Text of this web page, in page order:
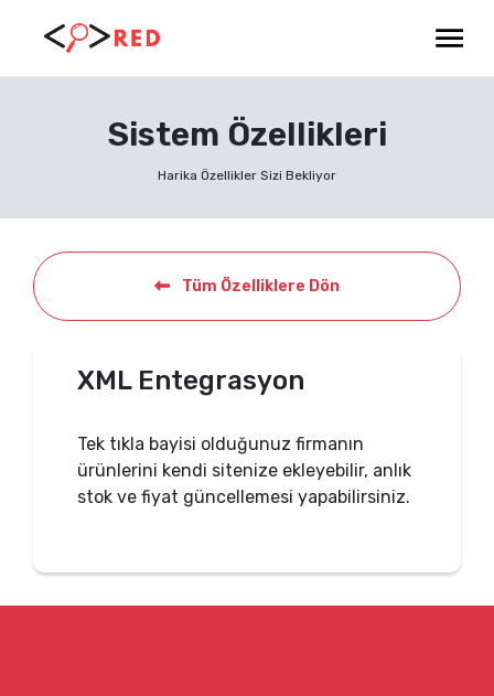
Sistem Özellikleri
Harika Özellikler Sizi Bekliyor
Tüm Özelliklere Dön
XML Entegrasyon
Tek tıkla bayisi olduğunuz firmanın
ürünlerini kendi sitenize ekleyebilir, anlık
stok ve fiyat güncellemesi yapabilirsiniz.